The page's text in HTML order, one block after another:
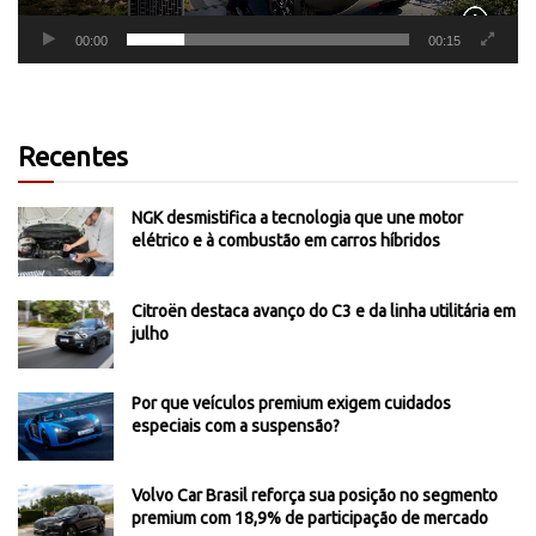
00:00 00:15
Recentes
NGK desmistifica a tecnologia que une motor
elétrico e à combustão em carros híbridos
Citroën destaca avanço do C3 e da linha utilitária em
julho
Por que veículos premium exigem cuidados
especiais com a suspensão?
Volvo Car Brasil reforça sua posição no segmento
premium com 18,9% de participação de mercado